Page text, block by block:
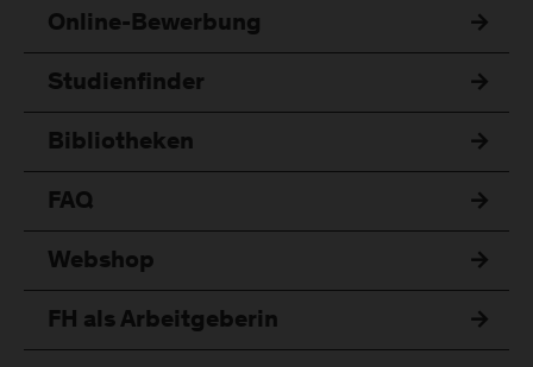
Online-Bewerbung
Studienfinder
Bibliotheken
FAQ
Webshop
FH als Arbeitgeberin